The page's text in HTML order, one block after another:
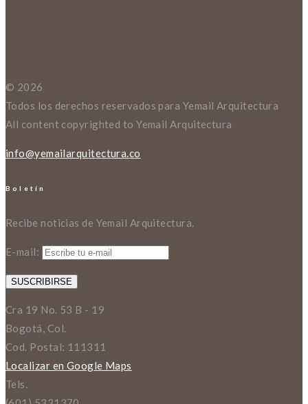
© 2026
Todos los derechos reservados para Yemail Arquitectura
All content copyrighted to Yemail Arquitectura
info@yemailarquitectura.co
Boletín
Recibe noticias de Yemail Arquitectura.
E-mail:
Cra 19 No. 53 B - 19
Bogotá, Col.
Cod. Postal: 111311
Localizar en Google Maps
Tels.